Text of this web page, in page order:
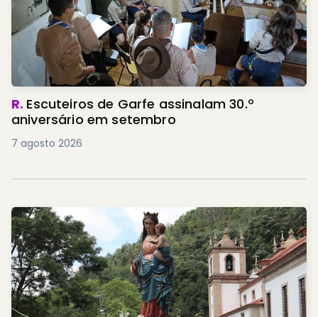
R. Escuteiros de Garfe assinalam 30.º
aniversário em setembro
7 agosto 2026